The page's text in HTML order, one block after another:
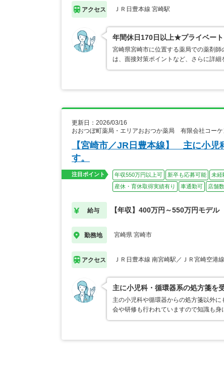
アクセス ＪＲ日豊本線 宮崎駅
年間休日170日以上★プライベー
宮崎県宮崎市に位置する薬局での薬剤
は、面接対策ポイントなど、さらに詳
更新日：2026/03/16
おおつぼ町薬局・エリアおおつか薬局 有限会社コーケ
【宮崎市／JR日豊本線】 主に小児
す。
注目ポイント 年収550万円以上可 新卒も応募可能 未経
産休・育休取得実績有り
車通勤可 店舗
給与 【年収】400万円～550万円モデル
勤務地 宮崎県 宮崎市
アクセス ＪＲ日豊本線 南宮崎駅／ＪＲ宮崎空港
主に小児科・循環器系の処方箋を
主の小児科や循環器からの処方箋以外
会や研修も行われていますので知識も身